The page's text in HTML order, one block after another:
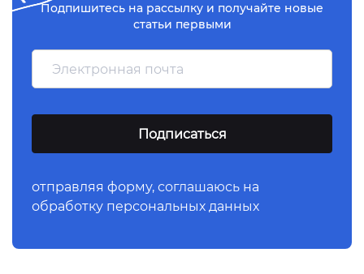
Подпишитесь на рассылку и получайте новые
статьи первыми
отправляя форму, соглашаюсь на
обработку персональных данных